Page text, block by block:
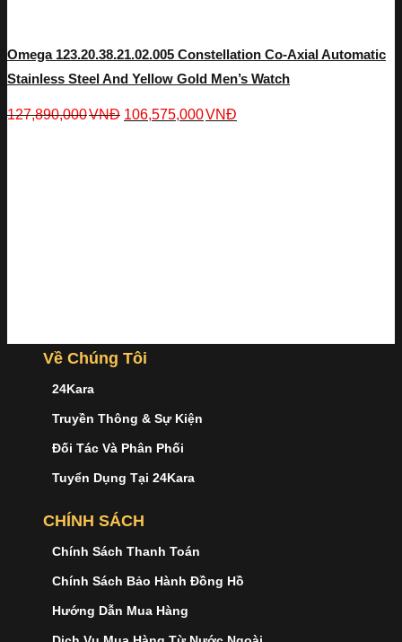
Omega 123.20.38.21.02.005 Constellation Co-Axial Automatic
Stainless Steel And Yellow Gold Men’s Watch
127,890,000VNĐ 106,575,000VNĐ
Về Chúng Tôi
24Kara
Truyền Thông & Sự Kiện
Đối Tác Và Phân Phối
Tuyển Dụng Tại 24Kara
CHÍNH SÁCH
Chính Sách Thanh Toán
Chính Sách Bảo Hành Đồng Hồ
Hướng Dẫn Mua Hàng